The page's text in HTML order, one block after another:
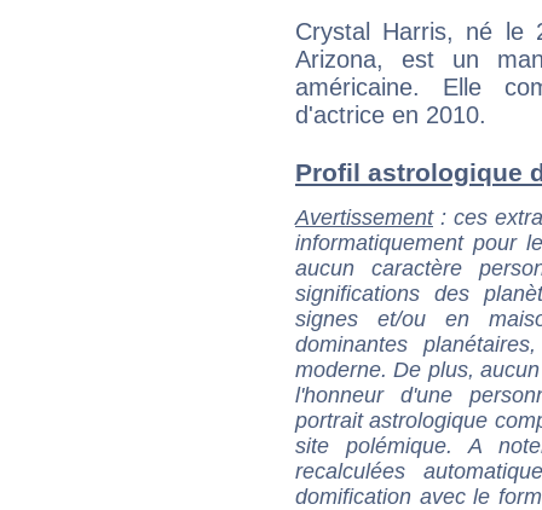
Crystal Harris, né le
Arizona, est un
américaine. Elle
d'actrice en 2010.
Profil astrologique
Avertissement: ces
informatiquement pour
aucun caractère
significations des
signes et/ou en
dominantes
moderne. De plus,
l'honneur d'une
portrait astrologique
site polémique. A
recalculées
domification avec le